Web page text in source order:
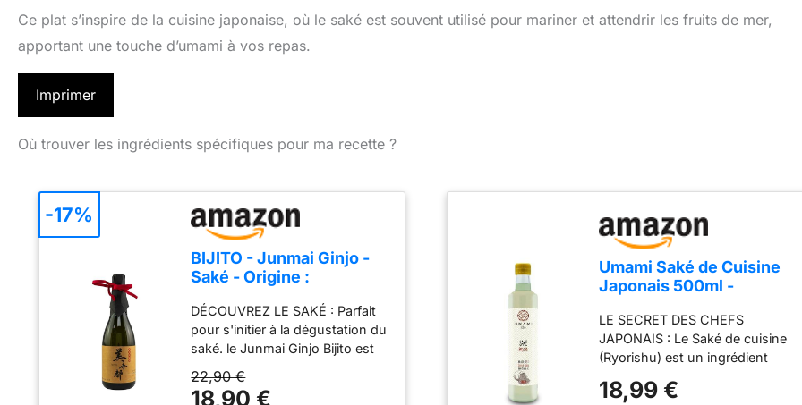
Ce plat s’inspire de la cuisine japonaise, où le saké est souvent utilisé pour mariner et attendrir les fruits de mer,
apportant une touche d’umami à vos repas.
Imprimer
Où trouver les ingrédients spécifiques pour ma recette ?
BIJITO - Junmai Ginjo -
Saké - Origine :
Alcool - 72cl
DÉCOUVREZ LE SAKÉ : Parfait
pour s'initier à la dégustation du
saké. le Junmai Ginjo Bijito est
un véritable saké nihonshu. tout
à fait emblématique du Japon
22,90 €
18,90 €
-17%
Umami Saké de Cuisine
Japonais 500ml -
Fabriqué au Japon,
Embouteillé en Italie -
Idéal pour Marinades et
Sauce Teriyaki
LE SECRET DES CHEFS
JAPONAIS : Le Saké de cuisine
(Ryorishu) est un ingrédient
asiatique. Riche en acides
18,99 €